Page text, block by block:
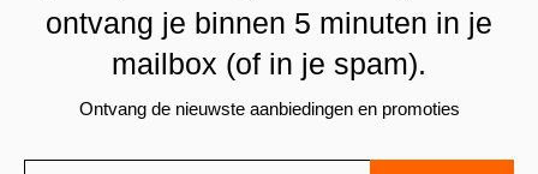
ontvang je binnen 5 minuten in je
mailbox (of in je spam).
Ontvang de nieuwste aanbiedingen en promoties